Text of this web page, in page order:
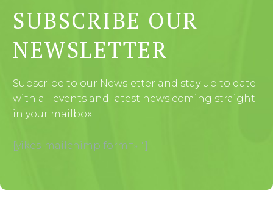
SUBSCRIBE OUR
NEWSLETTER
Subscribe to our Newsletter and stay up to date
with all events and latest news coming straight
in your mailbox:
[yikes-mailchimp form=»1″]